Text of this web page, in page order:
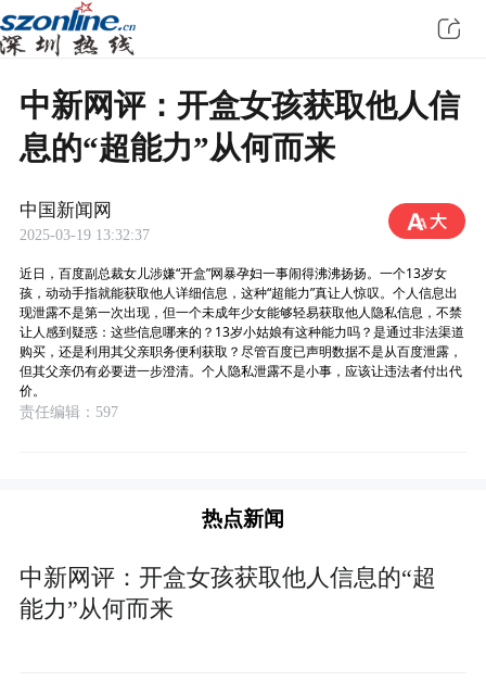
中新网评：开盒女孩获取他人信
息的“超能力”从何而来
中国新闻网
2025-03-19 13:32:37
近日，百度副总裁女儿涉嫌“开盒”网暴孕妇一事闹得沸沸扬扬。一个13岁女
孩，动动手指就能获取他人详细信息，这种“超能力”真让人惊叹。个人信息出
现泄露不是第一次出现，但一个未成年少女能够轻易获取他人隐私信息，不禁
让人感到疑惑：这些信息哪来的？13岁小姑娘有这种能力吗？是通过非法渠道
购买，还是利用其父亲职务便利获取？尽管百度已声明数据不是从百度泄露，
但其父亲仍有必要进一步澄清。个人隐私泄露不是小事，应该让违法者付出代
价。
责任编辑：597
热点新闻
中新网评：开盒女孩获取他人信息的“超
能力”从何而来